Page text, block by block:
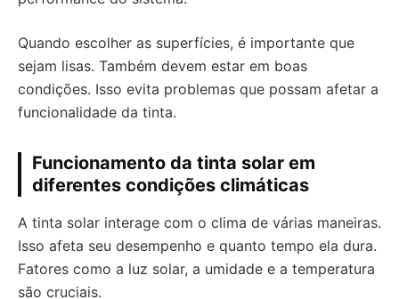
Quando escolher as superfícies, é importante que
sejam lisas. Também devem estar em boas
condições. Isso evita problemas que possam afetar a
funcionalidade da tinta.
Funcionamento da tinta solar em
diferentes condições climáticas
A tinta solar interage com o clima de várias maneiras.
Isso afeta seu desempenho e quanto tempo ela dura.
Fatores como a luz solar, a umidade e a temperatura
são cruciais.